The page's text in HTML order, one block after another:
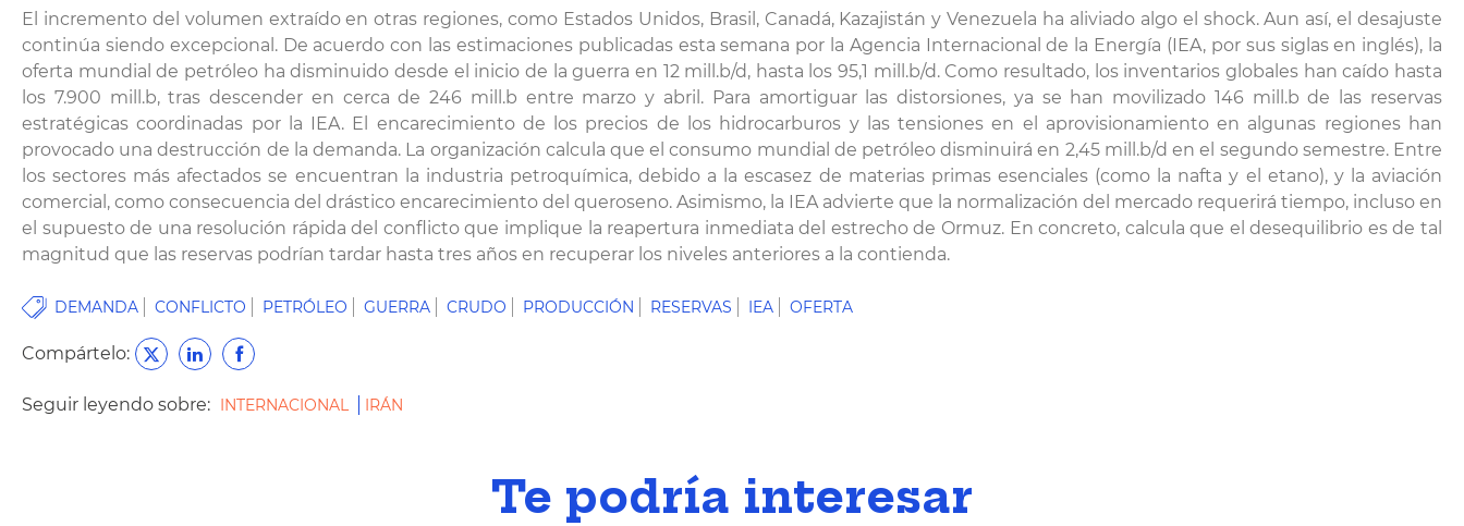
El incremento del volumen extraído en otras regiones, como Estados Unidos, Brasil, Canadá, Kazajistán y Venezuela ha aliviado algo el shock. Aun así, el desajuste
continúa siendo excepcional. De acuerdo con las estimaciones publicadas esta semana por la Agencia Internacional de la Energía (IEA, por sus siglas en inglés), la
oferta mundial de petróleo ha disminuido desde el inicio de la guerra en 12 mill.b/d, hasta los 95,1 mill.b/d. Como resultado, los inventarios globales han caído hasta
los 7.900 mill.b, tras descender en cerca de 246 mill.b entre marzo y abril. Para amortiguar las distorsiones, ya se han movilizado 146 mill.b de las reservas
estratégicas coordinadas por la IEA. El encarecimiento de los precios de los hidrocarburos y las tensiones en el aprovisionamiento en algunas regiones han
provocado una destrucción de la demanda. La organización calcula que el consumo mundial de petróleo disminuirá en 2,45 mill.b/d en el segundo semestre. Entre
los sectores más afectados se encuentran la industria petroquímica, debido a la escasez de materias primas esenciales (como la nafta y el etano), y la aviación
comercial, como consecuencia del drástico encarecimiento del queroseno. Asimismo, la IEA advierte que la normalización del mercado requerirá tiempo, incluso en
el supuesto de una resolución rápida del conflicto que implique la reapertura inmediata del estrecho de Ormuz. En concreto, calcula que el desequilibrio es de tal
magnitud que las reservas podrían tardar hasta tres años en recuperar los niveles anteriores a la contienda.
DEMANDA CONFLICTO PETRÓLEO GUERRA CRUDO PRODUCCIÓN RESERVAS IEA OFERTA
Compártelo:
Seguir leyendo sobre: INTERNACIONAL IRÁN
Te podría interesar